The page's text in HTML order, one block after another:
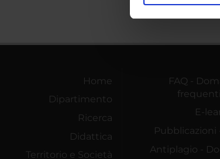
Home
Dipartimento
Ricerca
Didattica
Territorio e Società
FAQ -
E-
Pubblicazioni
Antiplagio -